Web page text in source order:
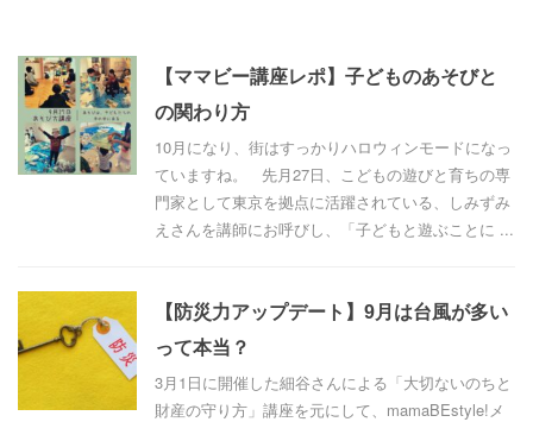
【ママビー講座レポ】子どものあそびと
の関わり方
10月になり、街はすっかりハロウィンモードになっ
ていますね。 先月27日、こどもの遊びと育ちの専
門家として東京を拠点に活躍されている、しみずみ
えさんを講師にお呼びし、「子どもと遊ぶことに ...
【防災力アップデート】9月は台風が多い
って本当？
3月1日に開催した細谷さんによる「大切ないのちと
財産の守り方」講座を元にして、mamaBEstyle!メ